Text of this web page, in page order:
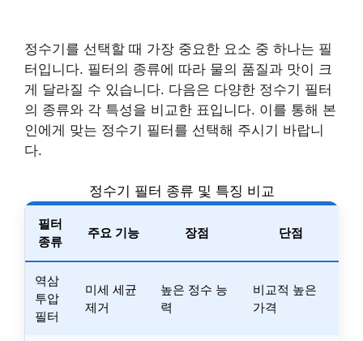
정수기를 선택할 때 가장 중요한 요소 중 하나는 필
터입니다. 필터의 종류에 따라 물의 품질과 맛이 크
게 달라질 수 있습니다. 다음은 다양한 정수기 필터
의 종류와 각 특성을 비교한 표입니다. 이를 통해 본
인에게 맞는 정수기 필터를 선택해 주시기 바랍니
다.
정수기 필터 종류 및 특징 비교
필터
종류
주요 기능 장점 단점
역삼
투압
필터
미세 세균
제거
높은 정수 능
력
비교적 높은
가격